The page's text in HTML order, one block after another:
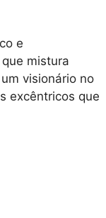
e
mistura
visionário no
excêntricos que